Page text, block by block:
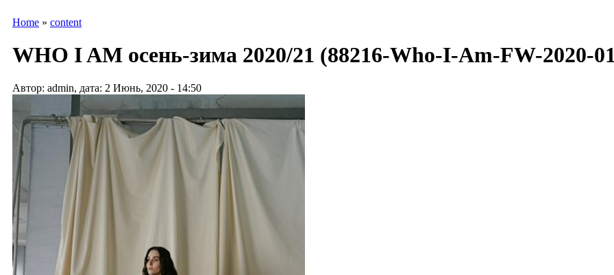
Home » content
WHO I AM осень-зима 2020/21 (88216-Who-I-Am-FW-2020-
Автор: admin, дата: 2 Июнь, 2020 - 14:50